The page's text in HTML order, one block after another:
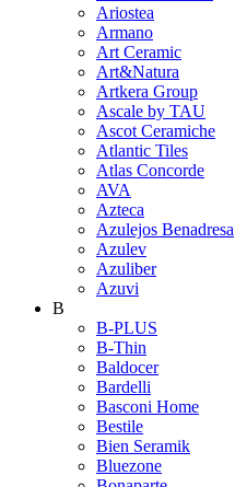
Ariostea
Armano
Art Ceramic
Art&Natura
Artkera Group
Ascale by TAU
Ascot Ceramiche
Atlantic Tiles
Atlas Concorde
AVA
Azteca
Azulejos Benadresa
Azulev
Azuliber
Azuvi
B
B-PLUS
B-Thin
Baldocer
Bardelli
Basconi Home
Bestile
Bien Seramik
Bluezone